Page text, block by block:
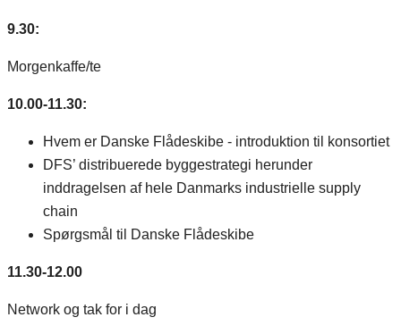
9.30:
Morgenkaffe/te
10.00-11.30:
Hvem er Danske Flådeskibe - introduktion til konsortiet
DFS’ distribuerede byggestrategi herunder
inddragelsen af hele Danmarks industrielle supply
chain
Spørgsmål til Danske Flådeskibe
11.30-12.00
Network og tak for i dag